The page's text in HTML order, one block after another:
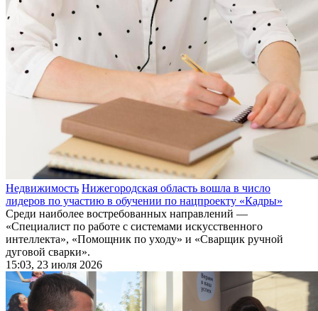
Недвижимость Нижегородская область вошла в число
лидеров по участию в обучении по нацпроекту «Кадры»
Среди наиболее востребованных направлений —
«Специалист по работе с системами искусственного
интеллекта», «Помощник по уходу» и «Сварщик ручной
дуговой сварки».
15:03, 23 июля 2026